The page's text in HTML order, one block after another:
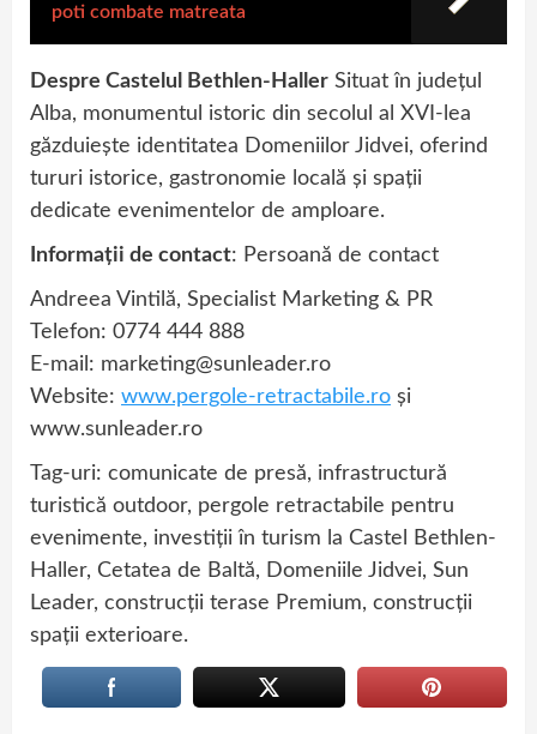
poti combate matreata
Despre Castelul Bethlen-Haller Situat în județul
Alba, monumentul istoric din secolul al XVI-lea
găzduiește identitatea Domeniilor Jidvei, oferind
tururi istorice, gastronomie locală și spații
dedicate evenimentelor de amploare.
Informații de contact: Persoană de contact
Andreea Vintilă, Specialist Marketing & PR
Telefon: 0774 444 888
E-mail: marketing@sunleader.ro
Website: www.pergole-retractabile.ro și
www.sunleader.ro
Tag-uri: comunicate de presă, infrastructură
turistică outdoor, pergole retractabile pentru
evenimente, investiții în turism la Castel Bethlen-
Haller, Cetatea de Baltă, Domeniile Jidvei, Sun
Leader, construcții terase Premium, construcții
spații exterioare.